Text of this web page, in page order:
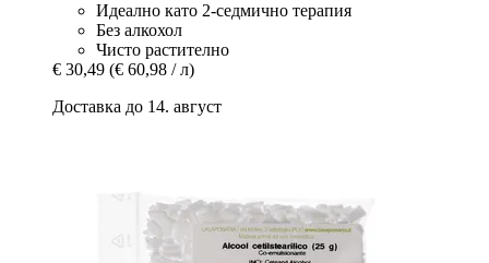
Идеално като 2-седмично терапия
Без алкохол
Чисто растително
€ 30,49 (€ 60,98 / л)
Доставка до 14. август